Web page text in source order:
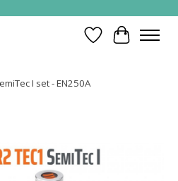
Verlanglijst
I set - EN250A
slideshow Items